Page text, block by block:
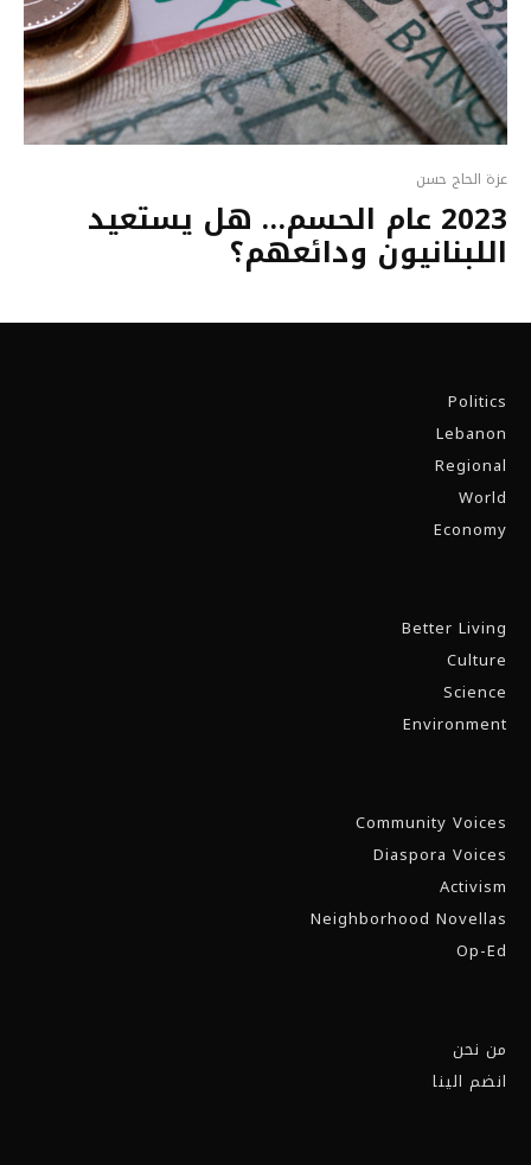
عزة الحاج حسن
2023 عام الحسم… هل يستعيد
اللبنانيون ودائعهم؟
Politics
Lebanon
Regional
World
Economy
Better Living
Culture
Science
Environment
Community Voices
Diaspora Voices
Activism
Neighborhood Novellas
Op-Ed
من نحن
انضم الينا